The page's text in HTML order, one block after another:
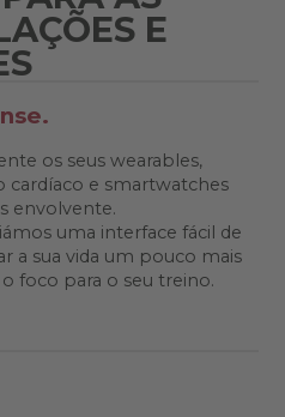
E
os seus wearables,
e smartwatches
envolvente.
uma interface fácil de
a sua vida um pouco mais
foco para o seu treino.